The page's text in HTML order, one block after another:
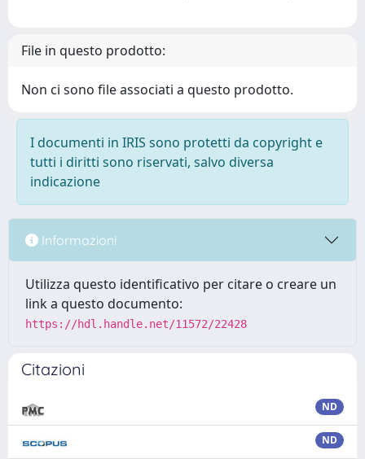
File in questo prodotto:
Non ci sono file associati a questo prodotto.
I documenti in IRIS sono protetti da copyright e
tutti i diritti sono riservati, salvo diversa
indicazione
Informazioni
Utilizza questo identificativo per citare o creare un
link a questo documento:
https://hdl.handle.net/11572/22428
Citazioni
ND
ND